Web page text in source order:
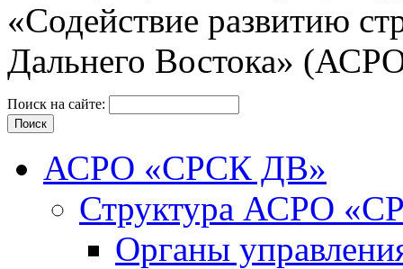
«Содействие развитию
Дальнего Востока»
Поиск на сайте:
АСРО «СРСК ДВ»
Структура АСРО
Органы